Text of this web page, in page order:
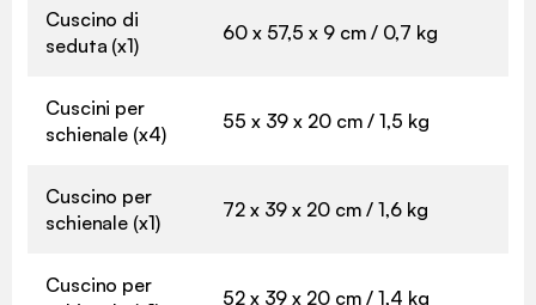
Cuscino di
seduta (x1)
60 x 57,5 x 9 cm / 0,7 kg
Cuscini per
schienale (x4)
55 x 39 x 20 cm / 1,5 kg
Cuscino per
schienale (x1)
72 x 39 x 20 cm / 1,6 kg
Cuscino per
52 x 39 x 20 cm / 1,4 kg